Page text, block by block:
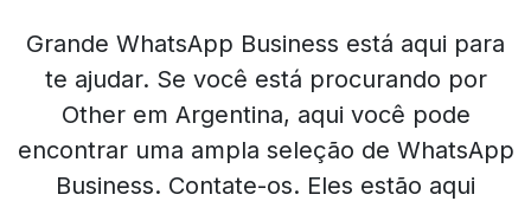
Grande WhatsApp Business está aqui para
te ajudar. Se você está procurando por
Other em Argentina, aqui você pode
encontrar uma ampla seleção de WhatsApp
Business. Contate-os. Eles estão aqui